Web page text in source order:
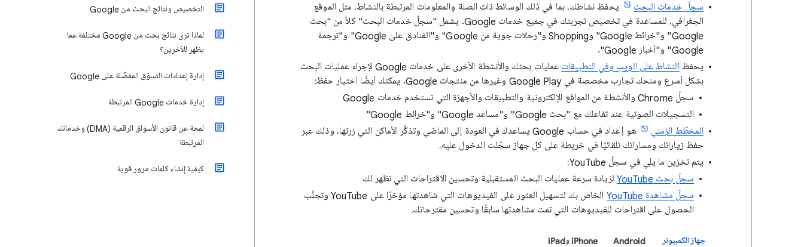
سجلّ خدمات البحث
يحفظ نشاطك، بما في ذلك الوسائط ذات الصلة والمعلومات المرتبطة بالنشاط، مثل الموقع
الجغرافي، للمساعدة في تخصيص تجربتك في جميع خدمات Google. يشمل "سجلّ خدمات البحث" كلاً من "بحث
Google" و"خرائط Google" وShopping و"رحلات جوية من Google" و"الفنادق على Google" و"ترجمة
Google" و"أخبار Google".
يحفظالنشاط على الويب وفي التطبيقات
عمليات بحثك والأنشطة الأخرى على خدمات Google لإجراء عمليات البحث
بشكل أسرع ومنحك تجارب مخصصة في Google Play وغيرها من منتجات Google. يمكنك أيضًا اختيار حفظ:
سجلّ Chrome والأنشطة من المواقع الإلكترونية والتطبيقات والأجهزة التي تستخدم خدمات Google
التسجيلات الصوتية عند تفاعلك مع "بحث Google" و"مساعد Google" و"خرائط Google"
المخطّط الزمني
هو إعداد في حساب Google يساعدك في العودة إلى الماضي وتذكُّر الأماكن التي زرتها، وذلك عبر
حفظ زياراتك ومساراتك تلقائيًا في خريطة على كل جهاز سجّلت الدخول عليه.
يتم تخزين ما يلي في سجلّ YouTube:
سجلّ بحث YouTube
لزيادة سرعة عمليات البحث المستقبلية وتحسين الاقتراحات التي تظهر لك
سجلّ مشاهدة YouTube
الخاص بك لتسهيل العثور على الفيديوهات التي شاهدتها مؤخرًا على YouTube وتجنُّب
الحصول على اقتراحات للفيديوهات التي تمت مشاهدتها سابقًا وتحسين مقترحاتك.
جهاز الكمبيوتر Android iPhone وiPad
التخصيص ونتائج البحث من Google
لماذا ترى نتائج بحث من Google مختلفة عما
يظهر للآخرين؟
إدارة إعدادات التسوّق المفضّلة على Google
إدارة خدمات Google المرتبطة
لمحة عن قانون الأسواق الرقمية (DMA) وخدماتك
المرتبطة
كيفية إنشاء كلمات مرور قوية